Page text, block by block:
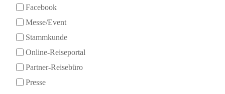
Facebook
Messe/Event
Stammkunde
Online-Reiseportal
Partner-Reisebüro
Presse